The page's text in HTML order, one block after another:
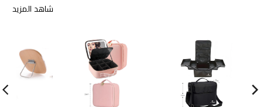
شاهد المزيد